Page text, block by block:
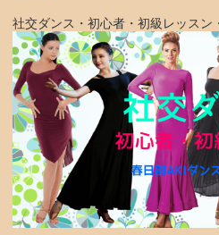
社交ダンス・初心者・初級レッスン